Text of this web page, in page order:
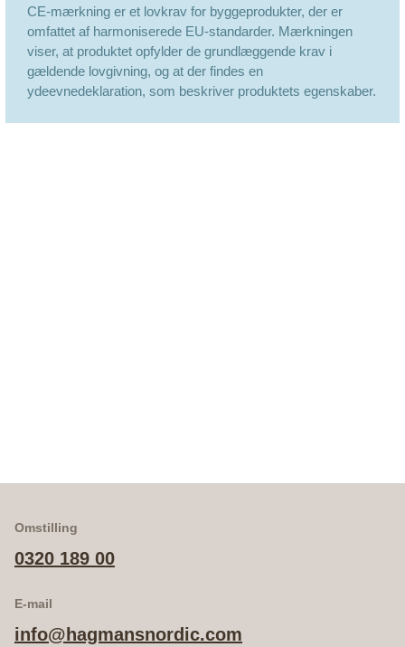
CE-mærkning er et lovkrav for byggeprodukter, der er
omfattet af harmoniserede EU-standarder. Mærkningen
viser, at produktet opfylder de grundlæggende krav i
gældende lovgivning, og at der findes en
ydeevnedeklaration, som beskriver produktets egenskaber.
Omstilling
0320 189 00
E-mail
info@hagmansnordic.com